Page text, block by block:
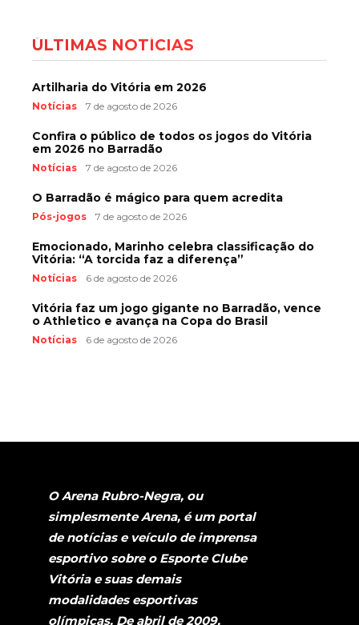
ÚLTIMAS NOTÍCIAS
Artilharia do Vitória em 2026
Notícias 7 de agosto de 2026
Confira o público de todos os jogos do Vitória
em 2026 no Barradão
Notícias 7 de agosto de 2026
O Barradão é mágico para quem acredita
Pós-jogos 7 de agosto de 2026
Emocionado, Marinho celebra classificação do
Vitória: “A torcida faz a diferença”
Notícias 6 de agosto de 2026
Vitória faz um jogo gigante no Barradão, vence
o Athletico e avança na Copa do Brasil
Notícias 6 de agosto de 2026
O Arena Rubro-Negra, ou
simplesmente Arena, é um portal
de notícias e veículo de imprensa
esportivo sobre o Esporte Clube
Vitória e suas demais
modalidades esportivas
olímpicas. De abril de 2009,